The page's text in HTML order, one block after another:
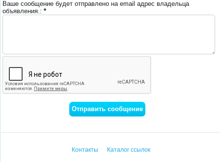
Ваше сообщение будет отправлено на email адрес владельца
объявления.: *
Контакты Каталог ссылок